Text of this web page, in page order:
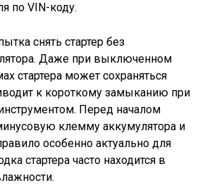
по VIN-коду.
снять стартер без
Даже при выключенном
стартера может сохраняться
к короткому замыканию при
Перед началом
клемму аккумулятора и
особенно актуально для
стартера часто находится в